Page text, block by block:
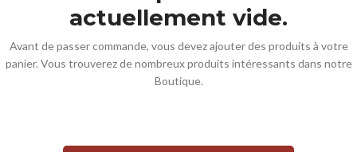
actuellement vide.
Avant de passer commande, vous devez ajouter des produits à votre
panier. Vous trouverez de nombreux produits intéressants dans notre
Boutique.